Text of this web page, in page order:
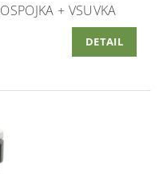
+ VSUVKA
DETAIL